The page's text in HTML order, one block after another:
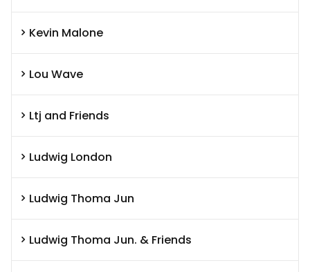
Kevin Malone
Lou Wave
Ltj and Friends
Ludwig London
Ludwig Thoma Jun
Ludwig Thoma Jun. & Friends